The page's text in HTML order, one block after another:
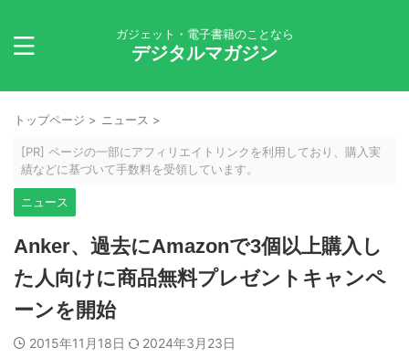
ガジェット・電子書籍のことなら
デジタルマガジン
トップページ > ニュース >
[PR] ページの一部にアフィリエイトリンクを利用しており、購入実
績などに基づいて手数料を受領しています。
ニュース
Anker、過去にAmazonで3個以上購入し
た人向けに商品無料プレゼントキャンペ
ーンを開始
2015年11月18日 2024年3月23日